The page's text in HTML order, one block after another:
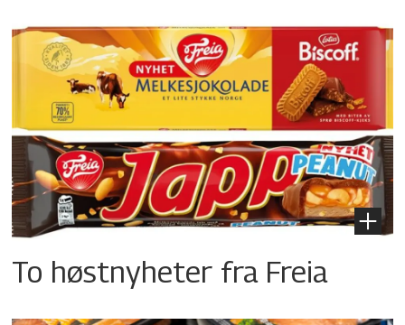
To høstnyheter fra Freia